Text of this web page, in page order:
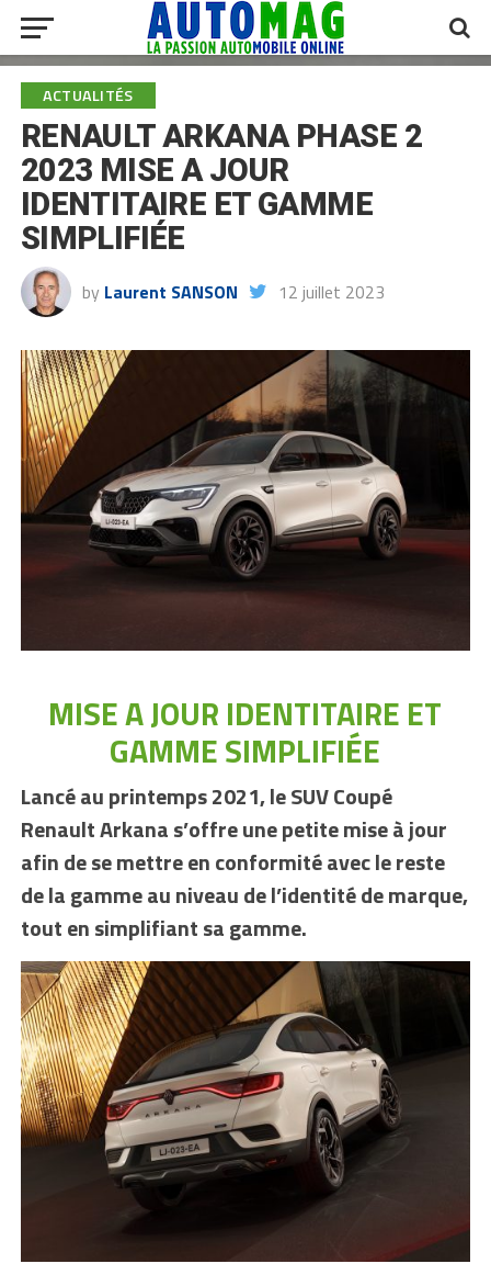
ACTUALITÉS
RENAULT ARKANA PHASE 2
2023 MISE A JOUR
IDENTITAIRE ET GAMME
SIMPLIFIÉE
by Laurent SANSON 12 juillet 2023
MISE A JOUR IDENTITAIRE ET
GAMME SIMPLIFIÉE
Lancé au printemps 2021, le SUV Coupé
Renault Arkana s’offre une petite mise à jour
afin de se mettre en conformité avec le reste
de la gamme au niveau de l’identité de marque,
tout en simplifiant sa gamme.